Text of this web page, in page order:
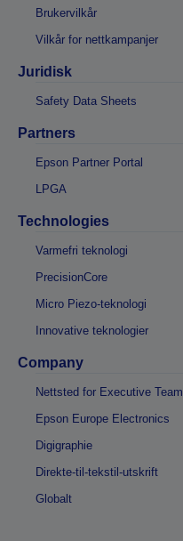
Brukervilkår
Vilkår for nettkampanjer
Juridisk
Safety Data Sheets
Partners
Epson Partner Portal
LPGA
Technologies
Varmefri teknologi
PrecisionCore
Micro Piezo-teknologi
Innovative teknologier
Company
Nettsted for Executive Team
Epson Europe Electronics
Digigraphie
Direkte-til-tekstil-utskrift
Globalt